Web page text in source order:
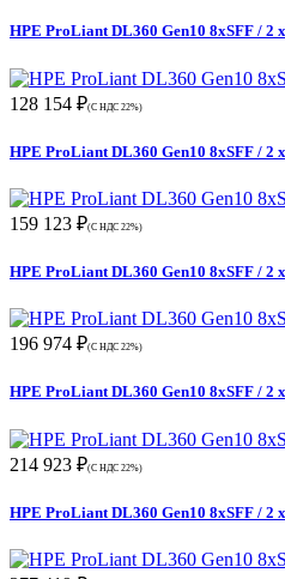
HPE ProLiant DL360 Gen10 8xSFF / 2
128 154 ₽(С НДС 22%)
HPE ProLiant DL360 Gen10 8xSFF / 2
159 123 ₽(С НДС 22%)
HPE ProLiant DL360 Gen10 8xSFF / 2
196 974 ₽(С НДС 22%)
HPE ProLiant DL360 Gen10 8xSFF / 2
214 923 ₽(С НДС 22%)
HPE ProLiant DL360 Gen10 8xSFF / 2